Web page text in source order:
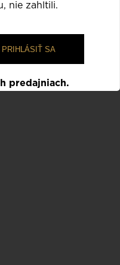
nie zahltili.
PRIHLÁSIŤ SA
predajniach.